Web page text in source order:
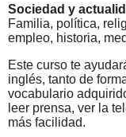
Sociedad y
Familia, política,
empleo, historia,
Este curso te
inglés, tanto de
vocabulario
leer prensa, ver la
más facilidad.